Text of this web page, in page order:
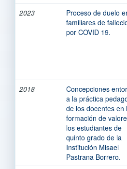
2023
Proceso de duelo
familiares de
por COVID 19.
2018
Concepciones
a la práctica
de los docentes en
formación de
los estudiantes de
quinto grado de la
Institución Misael
Pastrana Borrero.